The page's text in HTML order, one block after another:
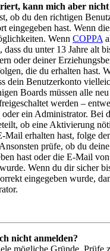
kann mich aber nicht
ob du den richtigen
eingegeben hast. Wenn
Wenn COPPA
dass du unter 13 Jahre alt
oder deiner
die du erhalten hast.
dein Benutzerkonto
Boards müssen alle
werden –
oder ein Administrator. Bei
ob eine Aktivierung
Mail erhalten hast, folge
prüfe, ob du
hast oder die E-Mail
Wenn du dir sicher
eingegeben wurde,
nicht anmelden?
mögliche Gründe. Prüfe